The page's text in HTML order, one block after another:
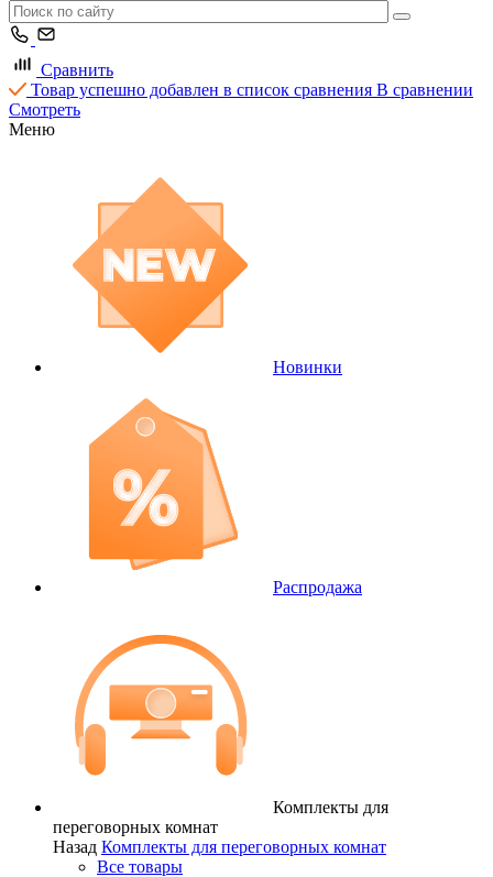
Сравнить
Товар успешно добавлен в список сравнения В сравнении
Смотреть
Меню
Новинки
Распродажа
Комплекты для
переговорных комнат
Назад Комплекты для переговорных комнат
Все товары